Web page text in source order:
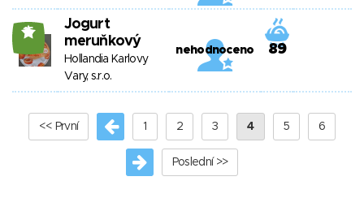
15
Jogurt
meruňkový
Hollandia Karlovy
Vary, s.r.o.
nehodnoceno 89
<< První 1 2 3 4 5 6
Poslední >>